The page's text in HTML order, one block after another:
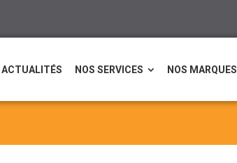
ACTUALITÉS NOS SERVICES NOS MARQUES